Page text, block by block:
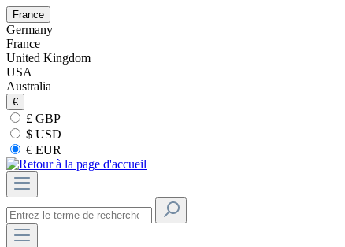
France
Germany
France
United Kingdom
USA
Australia
€
£ GBP
$ USD
€ EUR